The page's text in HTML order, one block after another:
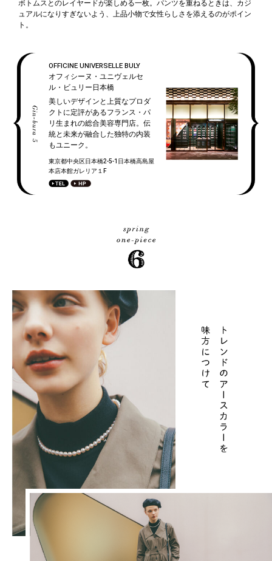
ボトムスとのレイヤードが楽しめる一枚。パンツを重ねるときは、カジ
ュアルになりすぎないよう、上品小物で女性らしさを添えるのがポイン
ト。
OFFICINE UNIVERSELLE BULY
オフィシーヌ・ユニヴェルセ
ル・ビュリー日本橋
美しいデザインと上質なプロダ
クトに定評があるフランス・パ
リ生まれの総合美容専門店。伝
統と未来が融合した独特の内装
もユニーク。
東京都中央区日本橋2-5-1日本橋高島屋
本店本館ガレリア１F